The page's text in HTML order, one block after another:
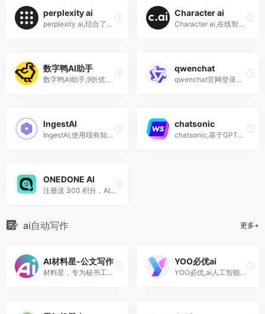
perplexity ai
perplexity ai,结合了搜索和聊天功能的在线工具,基于OpenAI API开发
Character ai
Character ai,在线智能AI聊天机器人,角色扮演,神经语言模型
数字鸭AI助手
数字鸭AI助手,9折优惠码,GPT4 chatgpt聊天机器人+ai绘画midjourney小程序
qwenchat
qwenchat官网登录入口,网页版,下载,多功能AI助手平台,写作,图片,视频生成
IngestAI
IngestAI,使用现有知识库创建类似chatgpt的机器人的工具
chatsonic
chatsonic,基于GPT4的ChatGPT与New Bing替代AI聊天机器人
ONEDONE AI
注册送 300 积分，AI 对话、出图、视频、音乐一个账号全搞定! ONEDONE 聚合AI 对话、AI绘图、AI视频、AI 音乐与企业 API，帮助个人和团队高效完成创作与生产。
ai自动写作 更多+
AI材料星-公文写作
材料星，专为秘书工作设计的AI写作工具，集13大核心功能：范文素材、金句标题大纲库、AI写作模型、AI材小星、AI文章纠错、AI文思泉涌、AI改写润色、AI制作PPT、AI原创度检测，AI一键排版于一体，实现高效率、快速写作。
YOO必优ai
YOO必优,ai人工智能写作神器,智能图文生成